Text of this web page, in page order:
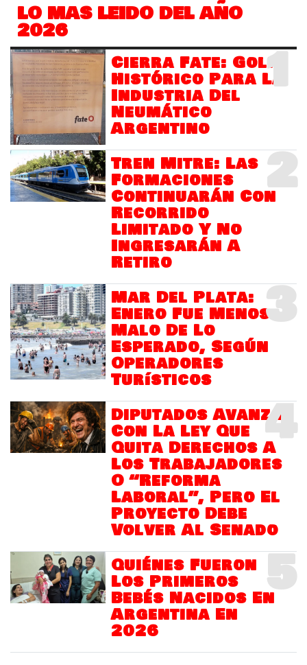
LO MAS LEIDO DEL AÑO
2026
1
Cierra Fate: Golpe
Histórico Para La
Industria Del
Neumático
Argentino
2
Tren Mitre: Las
Formaciones
Continuarán Con
Recorrido
Limitado Y No
Ingresarán A
Retiro
3
Mar Del Plata:
Enero Fue Menos
Malo De Lo
Esperado, Según
Operadores
Turísticos
4
Diputados Avanza
Con La Ley Que
Quita Derechos A
Los Trabajadores
O “Reforma
Laboral”, Pero El
Proyecto Debe
Volver Al Senado
5
Quiénes Fueron
Los Primeros
Bebés Nacidos En
Argentina En
2026